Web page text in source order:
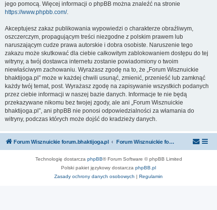
jego pomocą. Więcej informacji o phpBB można znaleźć na stronie
https://www.phpbb.com/.
Akceptujesz zakaz publikowania wypowiedzi o charakterze obraźliwym,
oszczerczym, propagującym treści niezgodne z polskim prawem lub
naruszającym cudze prawa autorskie i dobra osobiste. Naruszenie tego
zakazu może skutkować dla ciebie całkowitym zablokowaniem dostępu do tej
witryny, a twój dostawca internetu zostanie powiadomiony o twoim
niewłaściwym zachowaniu. Wyrażasz zgodę na to, że „Forum Wisznuickie
bhaktijoga.pl” może w każdej chwili usunąć, zmienić, przenieść lub zamknąć
każdy twój temat, post. Wyrażasz zgodę na zapisywanie wszystkich podanych
przez ciebie informacji w naszej bazie danych. Informacje te nie będą
przekazywane nikomu bez twojej zgody, ale ani „Forum Wisznuickie
bhaktijoga.pl”, ani phpBB nie ponosi odpowiedzialności za włamania do
witryny, podczas których może dojść do kradzieży danych.
Forum Wisznuickie forum.bhaktijoga.pl Forum Wisznuickie forum.bhaktijoga.pl
Technologię dostarcza phpBB® Forum Software © phpBB Limited
Polski pakiet językowy dostarcza phpBB.pl
Zasady ochrony danych osobowych | Regulamin